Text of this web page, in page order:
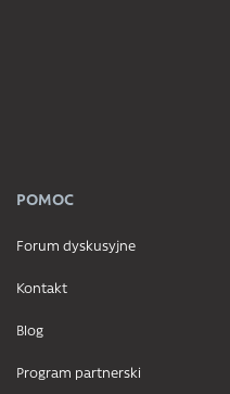
POMOC
Forum dyskusyjne
Kontakt
Blog
Program partnerski